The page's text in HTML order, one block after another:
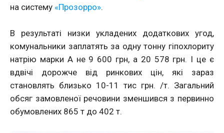
на систему «Прозорро».
В результаті низки укладених додаткових угод,
комунальники заплатять за одну тонну гіпохлориту
натрію марки А не 9 600 грн, а 20 578 грн. І це є
вдвічі дорожче від ринкових цін, які зараз
становлять близько 10-11 тис грн. /т. Загальний
обсяг замовленої речовини зменшився з первинно
обумовлених 865 т до 402 т.